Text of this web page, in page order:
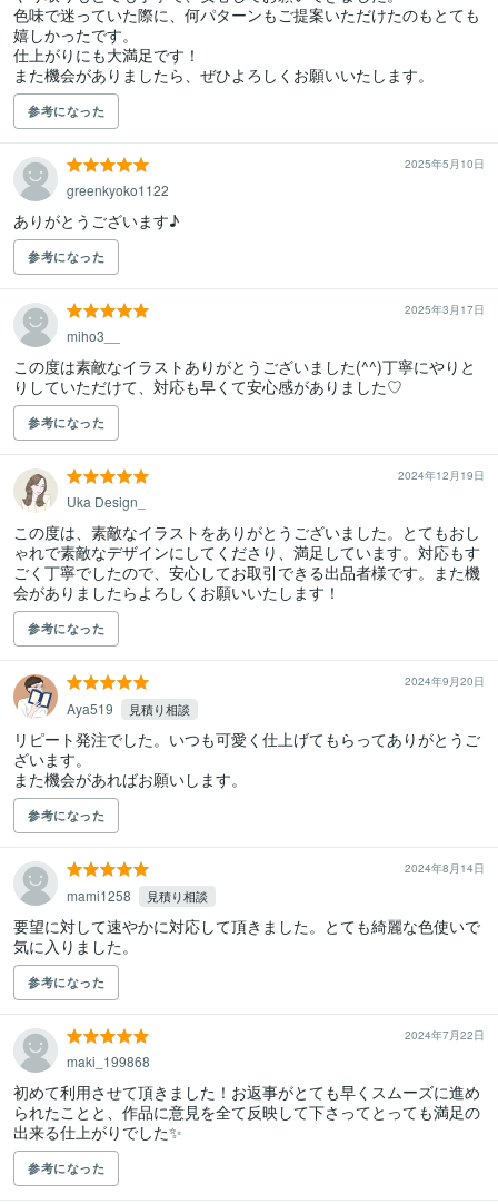
色味で迷っていた際に、何パターンもご提案いただけたのもとても
嬉しかったです。
仕上がりにも大満足です！
また機会がありましたら、ぜひよろしくお願いいたします。
参考になった
2025年5月10日
greenkyoko1122
ありがとうございます♪
参考になった
2025年3月17日
miho3__
この度は素敵なイラストありがとうございました(^^)丁寧にやりと
りしていただけて、対応も早くて安心感がありました♡
参考になった
2024年12月19日
Uka Design_
この度は、素敵なイラストをありがとうございました。とてもおし
ゃれで素敵なデザインにしてくださり、満足しています。対応もす
ごく丁寧でしたので、安心してお取引できる出品者様です。また機
会がありましたらよろしくお願いいたします！
参考になった
2024年9月20日
Aya519 見積り相談
リピート発注でした。いつも可愛く仕上げてもらってありがとうご
ざいます。
また機会があればお願いします。
参考になった
2024年8月14日
mami1258 見積り相談
要望に対して速やかに対応して頂きました。とても綺麗な色使いで
気に入りました。
参考になった
2024年7月22日
maki_199868
初めて利用させて頂きました！お返事がとても早くスムーズに進め
られたことと、作品に意見を全て反映して下さってとっても満足の
出来る仕上がりでした✨
参考になった